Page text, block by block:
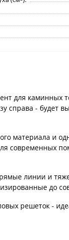
для каминных
справа - будет
материала и
современных
линии и
до
решеток -